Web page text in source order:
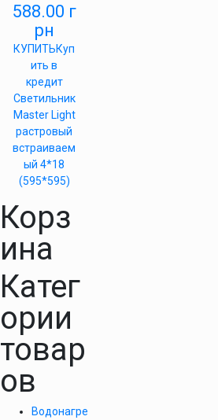
588.00 г
рн
КУПИТЬКуп
ить в
кредит
Светильник
Master Light
растровый
встраиваем
ый 4*18
(595*595)
Корз
ина
Катег
ории
товар
ов
Водонагре